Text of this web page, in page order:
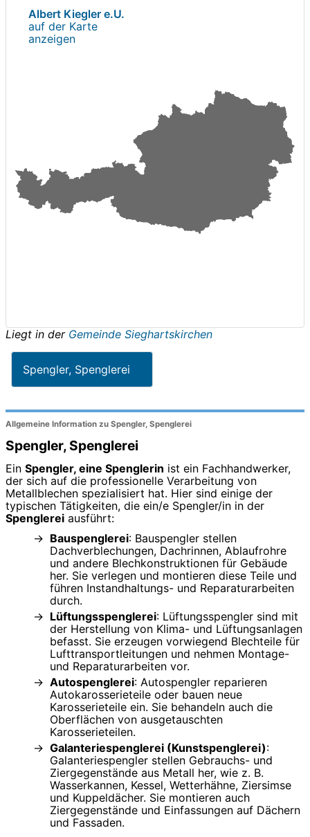
Albert Kiegler e.U.
auf der Karte
anzeigen
Liegt in der Gemeinde Sieghartskirchen
Spengler, Spenglerei
Allgemeine Information zu Spengler, Spenglerei
Spengler, Spenglerei
Ein Spengler, eine Spenglerin ist ein Fachhandwerker,
der sich auf die professionelle Verarbeitung von
Metallblechen spezialisiert hat. Hier sind einige der
typischen Tätigkeiten, die ein/e Spengler/in in der
Spenglerei ausführt:
Bauspenglerei: Bauspengler stellen
Dachverblechungen, Dachrinnen, Ablaufrohre
und andere Blechkonstruktionen für Gebäude
her. Sie verlegen und montieren diese Teile und
führen Instandhaltungs- und Reparaturarbeiten
durch.
Lüftungsspenglerei: Lüftungsspengler sind mit
der Herstellung von Klima- und Lüftungsanlagen
befasst. Sie erzeugen vorwiegend Blechteile für
Lufttransportleitungen und nehmen Montage-
und Reparaturarbeiten vor.
Autospenglerei: Autospengler reparieren
Autokarosserieteile oder bauen neue
Karosserieteile ein. Sie behandeln auch die
Oberflächen von ausgetauschten
Karosserieteilen.
Galanteriespenglerei (Kunstspenglerei):
Galanteriespengler stellen Gebrauchs- und
Ziergegenstände aus Metall her, wie z. B.
Wasserkannen, Kessel, Wetterhähne, Ziersimse
und Kuppeldächer. Sie montieren auch
Ziergegenstände und Einfassungen auf Dächern
und Fassaden.